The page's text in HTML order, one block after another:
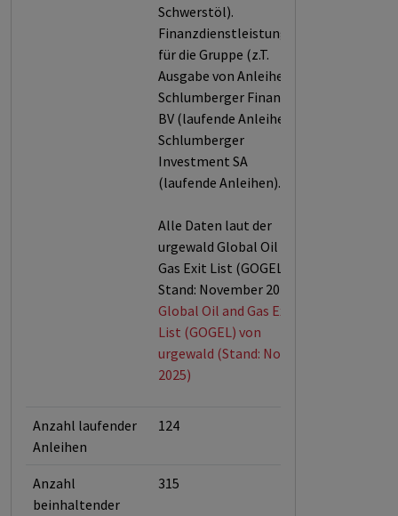
Schwerstöl).
Finanzdienstleistungen
für die Gruppe (z.T.
Ausgabe von Anleihen):
Schlumberger Finance
BV (laufende Anleihen),
Schlumberger
Investment SA
(laufende Anleihen).
Alle Daten laut der
urgewald Global Oil &
Gas Exit List (GOGEL,
Stand: November 2025).
Global Oil and Gas Exit
List (GOGEL) von
urgewald (Stand: Nov.
2025)
Anzahl laufender
Anleihen
124
Anzahl
beinhaltender
315